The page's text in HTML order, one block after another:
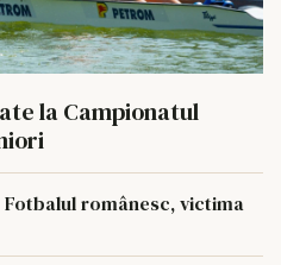
la Campionatul
românesc, victima